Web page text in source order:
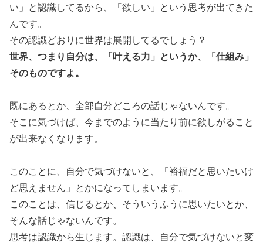
い」と認識してるから、「欲しい」という思考が出てきた
んです。
その認識どおりに世界は展開してるでしょう？
世界、つまり自分は、「叶える力」というか、「仕組み」
そのものですよ。
既にあるとか、全部自分どころの話じゃないんです。
そこに気づけば、今までのように当たり前に欲しがること
が出来なくなります。
このことに、自分で気づけないと、「裕福だと思いたいけ
ど思えません」とかになってしまいます。
このことは、信じるとか、そういうふうに思いたいとか、
そんな話じゃないんです。
思考は認識から生じます。認識は、自分で気づけないと変